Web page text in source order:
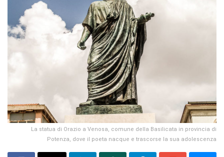
La statua di Orazio a Venosa, comune della Basilicata in provincia di
Potenza, dove il poeta nacque e trascorse la sua adolescenza